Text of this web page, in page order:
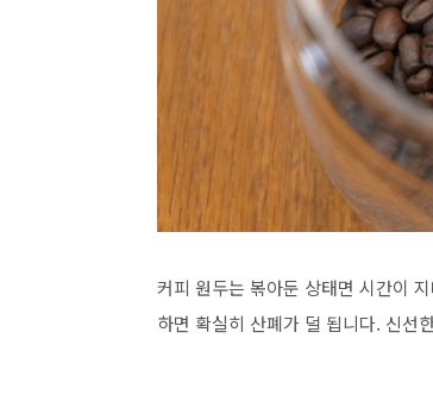
커피 원두는 볶아둔 상태면 시간이
하면 확실히 산폐가 덜 됩니다. 신선